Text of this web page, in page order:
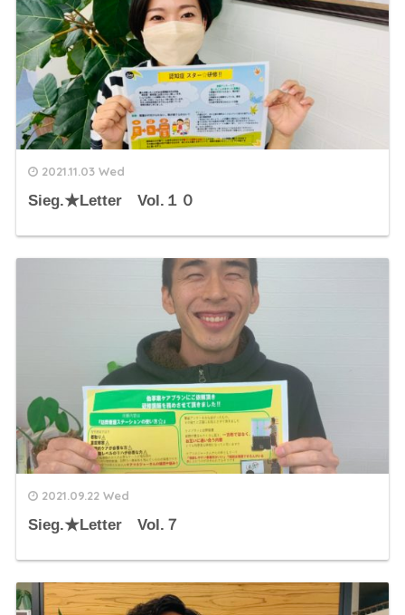
2021.11.03 Wed
Sieg.★Letter Vol.１０
2021.09.22 Wed
Sieg.★Letter Vol.７